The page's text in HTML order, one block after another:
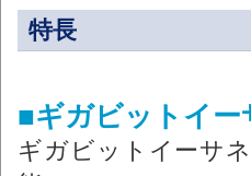
特長
■ギガビットイー
ギガビットイーサ